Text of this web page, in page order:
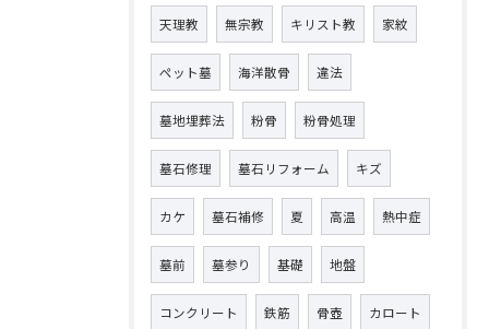
天理教 無宗教 キリスト教 家紋
ペット墓 海洋散骨 違法
墓地埋葬法 粉骨 粉骨処理
墓石修理 墓石リフォーム キズ
カケ 墓石補修 夏 高温 熱中症
墓前 墓参り 基礎 地盤
コンクリート 鉄筋 骨壺 カロート